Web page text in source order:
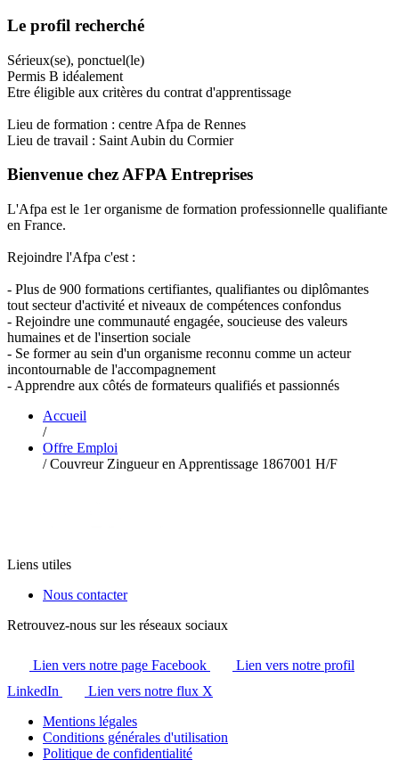
Le profil recherché
Sérieux(se), ponctuel(le)
Permis B idéalement
Etre éligible aux critères du contrat d'apprentissage
Lieu de formation : centre Afpa de Rennes
Lieu de travail : Saint Aubin du Cormier
Bienvenue chez AFPA Entreprises
L'Afpa est le 1er organisme de formation professionnelle qualifiante
en France.
Rejoindre l'Afpa c'est :
- Plus de 900 formations certifiantes, qualifiantes ou diplômantes
tout secteur d'activité et niveaux de compétences confondus
- Rejoindre une communauté engagée, soucieuse des valeurs
humaines et de l'insertion sociale
- Se former au sein d'un organisme reconnu comme un acteur
incontournable de l'accompagnement
- Apprendre aux côtés de formateurs qualifiés et passionnés
Accueil
/
Offre Emploi
/ Couvreur Zingueur en Apprentissage 1867001 H/F
Liens utiles
Nous contacter
Retrouvez-nous sur les réseaux sociaux
Lien vers notre page Facebook
Lien vers notre profil
LinkedIn
Lien vers notre flux X
Mentions légales
Conditions générales d'utilisation
Politique de confidentialité